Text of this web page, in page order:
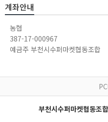
계좌안내
농협
387-17-000967
예금주 부천시수퍼마켓협동조합
부천시수퍼마켓협동조합